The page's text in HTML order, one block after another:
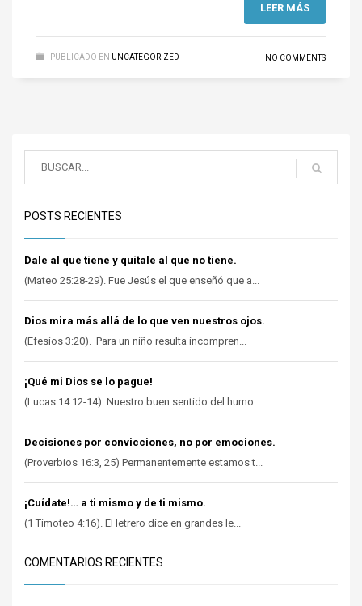
LEER MÁS
PUBLICADO EN UNCATEGORIZED NO COMMENTS
POSTS RECIENTES
Dale al que tiene y quítale al que no tiene.
(Mateo 25:28-29). Fue Jesús el que enseñó que a...
Dios mira más allá de lo que ven nuestros ojos.
(Efesios 3:20). Para un niño resulta incompren...
¡Qué mi Dios se lo pague!
(Lucas 14:12-14). Nuestro buen sentido del humo...
Decisiones por convicciones, no por emociones.
(Proverbios 16:3, 25) Permanentemente estamos t...
¡Cuídate!… a ti mismo y de ti mismo.
(1 Timoteo 4:16). El letrero dice en grandes le...
COMENTARIOS RECIENTES